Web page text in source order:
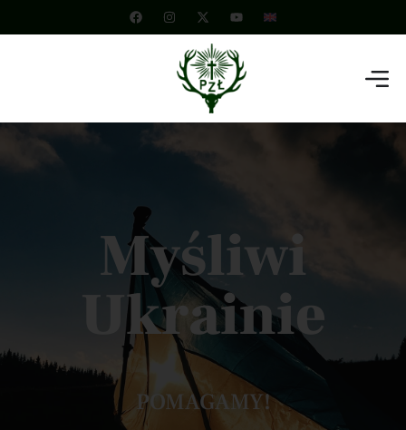
Myśliwi
Ukrainie
POMAGAMY!